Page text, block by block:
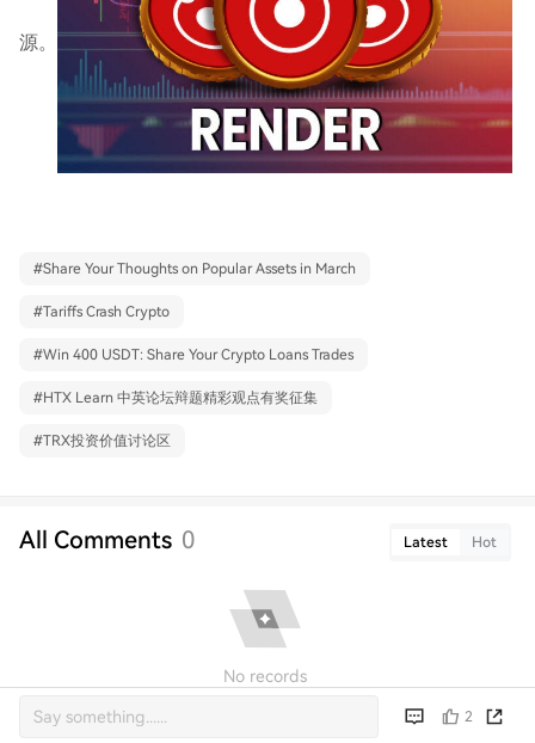
源。
#Share Your Thoughts on Popular Assets in March
#Tariffs Crash Crypto
#Win 400 USDT: Share Your Crypto Loans Trades
#HTX Learn 中英论坛辩题精彩观点有奖征集
#TRX投资价值讨论区
All Comments 0 Latest Hot
No records
2